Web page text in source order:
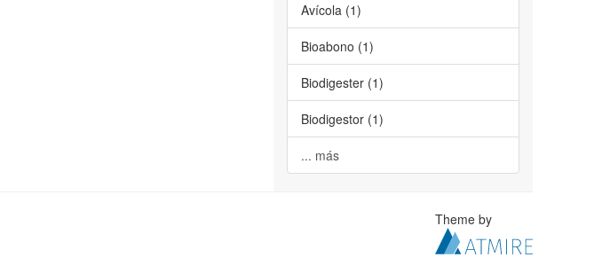
Avícola (1)
Bioabono (1)
Biodigester (1)
Biodigestor (1)
... más
Theme by